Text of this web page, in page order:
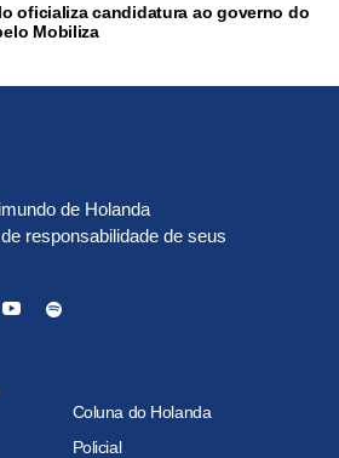
oficializa candidatura ao governo do
Mobiliza
de Holanda
responsabilidade de seus
Coluna do Holanda
Policial